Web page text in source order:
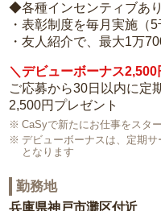
◆各種インセンティブあり
・表彰制度を毎月実施（
・友人紹介で、最大1万
＼デビューボーナス2,500
ご応募から30日以内に定
2,500円プレゼント
CaSyで新たにお仕事をスタ
デビューボーナスは、定期
となります
勤務地
兵庫県神戸市灘区付近